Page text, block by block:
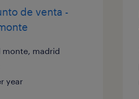
de venta -
monte, madrid
year